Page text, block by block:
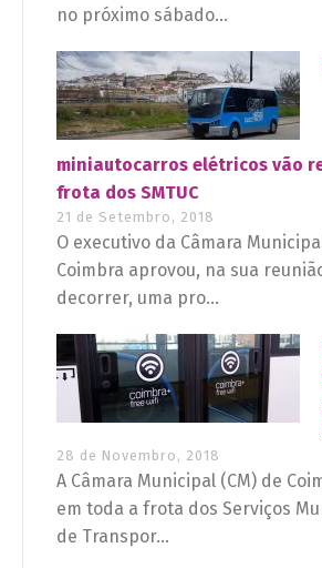
no próximo sábado...
miniautocarros elétricos vão
frota dos SMTUC
21 de Setembro, 2018
O executivo da Câmara
Coimbra aprovou, na sua
decorrer, uma pro...
28 de Novembro, 2018
A Câmara Municipal (CM) de
em toda a frota dos Serviços
de Transpor...